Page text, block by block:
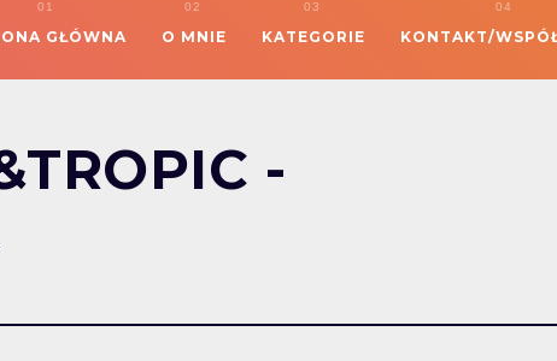
GŁÓWNA O MNIE KATEGORIE KONTAKT/
-